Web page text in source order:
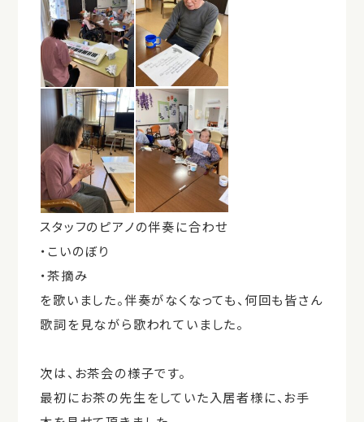
スタッフのピアノの伴奏に合わせ
・こいのぼり
・茶摘み
を歌いました。伴奏がなくなっても、何回も皆さん
歌詞を見ながら歌われていました。
次は、お茶会の様子です。
最初にお茶の先生をしていた入居者様に、お手